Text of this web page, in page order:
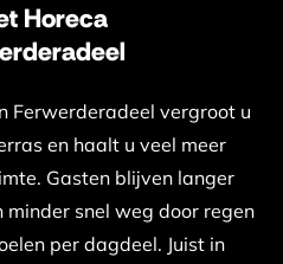
Horeca
Ferwerderadeel vergroot u
en haalt u veel meer
Gasten blijven langer
snel weg door regen
per dagdeel. Juist in